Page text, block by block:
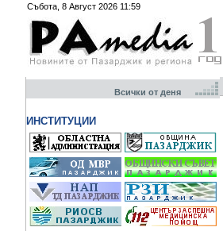
Събота, 8 Август 2026 11:59
Всички от деня
ИНСТИТУЦИИ